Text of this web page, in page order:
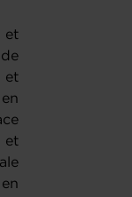
et
et
et